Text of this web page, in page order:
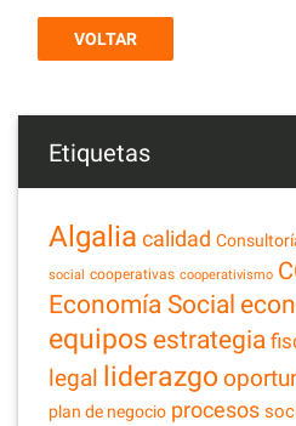
VOLTAR
Etiquetas
Algalia calidad
social cooperativas cooperativismo
Economía Social
equipos estrategia
legal liderazgo
plan de negocio procesos